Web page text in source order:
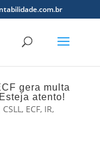
gera multa
atento!
CSLL, ECF, IR,